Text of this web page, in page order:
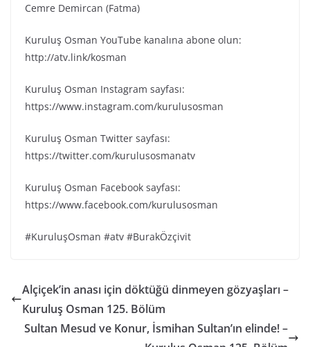
Cemre Demircan (Fatma)
Kuruluş Osman YouTube kanalına abone olun:
http://atv.link/kosman
Kuruluş Osman Instagram sayfası:
https://www.instagram.com/kurulusosman
Kuruluş Osman Twitter sayfası:
https://twitter.com/kurulusosmanatv
Kuruluş Osman Facebook sayfası:
https://www.facebook.com/kurulusosman
#KuruluşOsman #atv #BurakÖzçivit
Alçiçek’in anası için döktüğü dinmeyen gözyaşları –
Kuruluş Osman 125. Bölüm
Sultan Mesud ve Konur, İsmihan Sultan’ın elinde! –